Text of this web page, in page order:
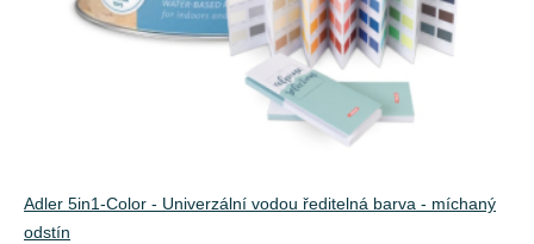
Adler 5in1-Color - Univerzální vodou ředitelná barva - míchaný
odstín